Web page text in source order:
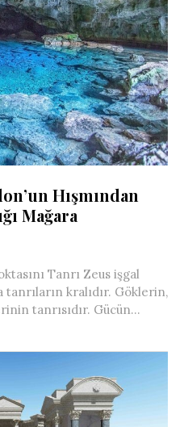
Hışmından
Mağara
Tanrı Zeus işgal
kralıdır. Göklerin,
tanrısıdır. Gücün...